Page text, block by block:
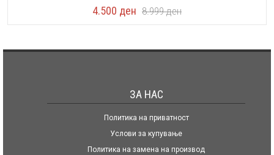
4.500 ден 8.999ден
ЗА НАС
Политика на приватност
Услови за купување
Политика на замена на производ